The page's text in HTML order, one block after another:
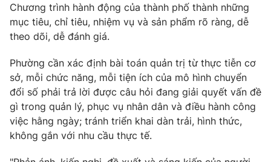
Chương trình hành động của thành phố thành những
mục tiêu, chỉ tiêu, nhiệm vụ và sản phẩm rõ ràng, dễ
theo dõi, dễ đánh giá.
Phường cần xác định bài toán quản trị từ thực tiễn cơ
sở, mỗi chức năng, mỗi tiện ích của mô hình chuyển
đổi số phải trả lời được câu hỏi đang giải quyết vấn đề
gì trong quản lý, phục vụ nhân dân và điều hành công
việc hằng ngày; tránh triển khai dàn trải, hình thức,
không gắn với nhu cầu thực tế.